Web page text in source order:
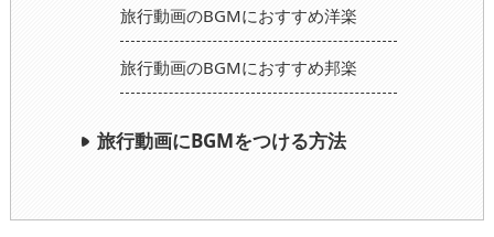
旅行動画のBGMにおすすめ洋楽
旅行動画のBGMにおすすめ邦楽
旅行動画にBGMをつける方法